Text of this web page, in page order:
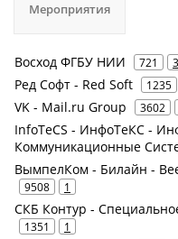
Мероприятия
Восход ФГБУ НИИ 721 3
Ред Софт - Red Soft 1235
VK - Mail.ru Group 3602
InfoTeCS - ИнфоТеКС -
Коммуникационные
ВымпелКом - Билайн -
9508 1
СКБ Контур -
1351 1